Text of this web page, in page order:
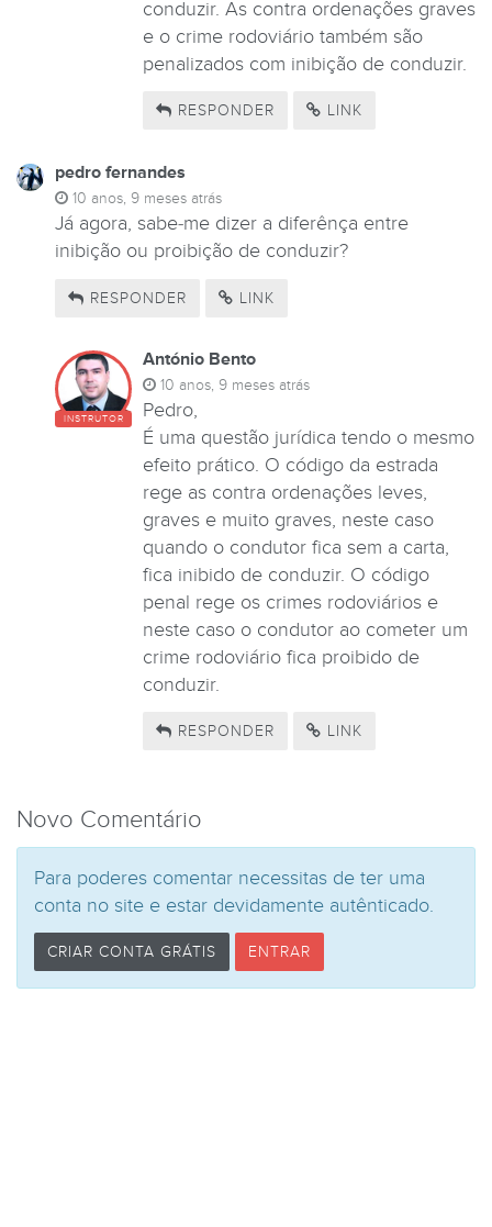
conduzir. As contra ordenações graves
e o crime rodoviário também são
penalizados com inibição de conduzir.
RESPONDER LINK
pedro fernandes
10 anos, 9 meses atrás
Já agora, sabe-me dizer a diferênça entre
inibição ou proibição de conduzir?
RESPONDER LINK
INSTRUTOR
António Bento
10 anos, 9 meses atrás
Pedro,
É uma questão jurídica tendo o mesmo
efeito prático. O código da estrada
rege as contra ordenações leves,
graves e muito graves, neste caso
quando o condutor fica sem a carta,
fica inibido de conduzir. O código
penal rege os crimes rodoviários e
neste caso o condutor ao cometer um
crime rodoviário fica proibido de
conduzir.
RESPONDER LINK
Novo Comentário
Para poderes comentar necessitas de ter uma
conta no site e estar devidamente autênticado.
CRIAR CONTA GRÁTIS ENTRAR